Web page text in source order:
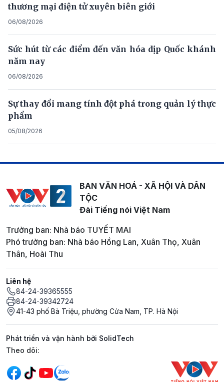
thương mại điện tử xuyên biên giới
06/08/2026
Sức hút từ các điểm đến văn hóa dịp Quốc khánh
năm nay
06/08/2026
Sự thay đổi mang tính đột phá trong quản lý thực
phẩm
05/08/2026
BAN VĂN HOÁ - XÃ HỘI VÀ DÂN
TỘC
Đài Tiếng nói Việt Nam
Trưởng ban: Nhà báo TUYẾT MAI
Phó trưởng ban: Nhà báo Hồng Lan, Xuân Thọ, Xuân
Thân, Hoài Thu
Liên hệ
84-24-39365555
84-24-39342724
41-43 phố Bà Triệu, phường Cửa Nam, TP. Hà Nội
Phát triển và vận hành bởi SolidTech
Mạng xã hội
Theo dõi: